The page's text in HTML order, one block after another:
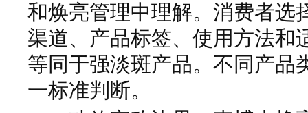
和焕亮管理中理解。消费者选
渠道、产品标签、使用方法和
等同于强淡斑产品。不同产品
一标准判断。